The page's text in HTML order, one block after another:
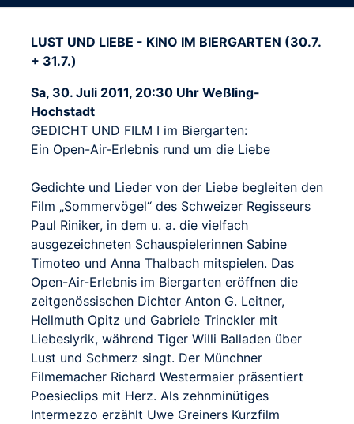
LUST UND LIEBE - KINO IM BIERGARTEN (30.7.
+ 31.7.)
Sa, 30. Juli 2011, 20:30 Uhr Weßling-
Hochstadt
GEDICHT UND FILM I im Biergarten:
Ein Open-Air-Erlebnis rund um die Liebe
Gedichte und Lieder von der Liebe begleiten den
Film „Sommervögel“ des Schweizer Regisseurs
Paul Riniker, in dem u. a. die vielfach
ausgezeichneten Schauspielerinnen Sabine
Timoteo und Anna Thalbach mitspielen. Das
Open-Air-Erlebnis im Biergarten eröffnen die
zeitgenössischen Dichter Anton G. Leitner,
Hellmuth Opitz und Gabriele Trinckler mit
Liebeslyrik, während Tiger Willi Balladen über
Lust und Schmerz singt. Der Münchner
Filmemacher Richard Westermaier präsentiert
Poesieclips mit Herz. Als zehnminütiges
Intermezzo erzählt Uwe Greiners Kurzfilm